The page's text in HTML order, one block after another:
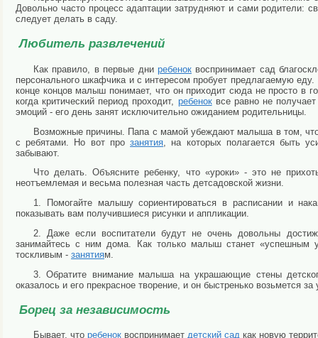
Довольно часто процесс адаптации затрудняют и сами родители:
следует делать в саду.
Любитель развлечений
Как правило, в первые дни ребеноквоспринимает сад
персонального шкафчика и с интересом пробует предлагаемую
конце концов малыш понимает, что он приходит сюда не просто в
когда критический период проходит, ребеноквсе равно не
эмоций - его день занят исключительно ожиданием родительницы.
Возможные причины. Папа с мамой убеждают малыша в том,
с ребятами. Но вот прозанятия , на которых полагается быть
забывают.
Что делать. Объясните ребенку, что «уроки» - это не
неотъемлемая и весьма полезная часть детсадовской жизни.
1. Помогайте малышу сориентироваться в расписании и
показывать вам получившиеся рисунки и аппликации.
2. Даже если воспитатели будут не очень довольны
занимайтесь с ним дома. Как только малыш станет «успешным
тоскливым - занятиям.
3. Обратите внимание малыша на украшающие стены
оказалось и его прекрасное творение, и он быстренько возьмется за
Борец за независимость
Бывает, что ребенок воспринимает детский сад как новую